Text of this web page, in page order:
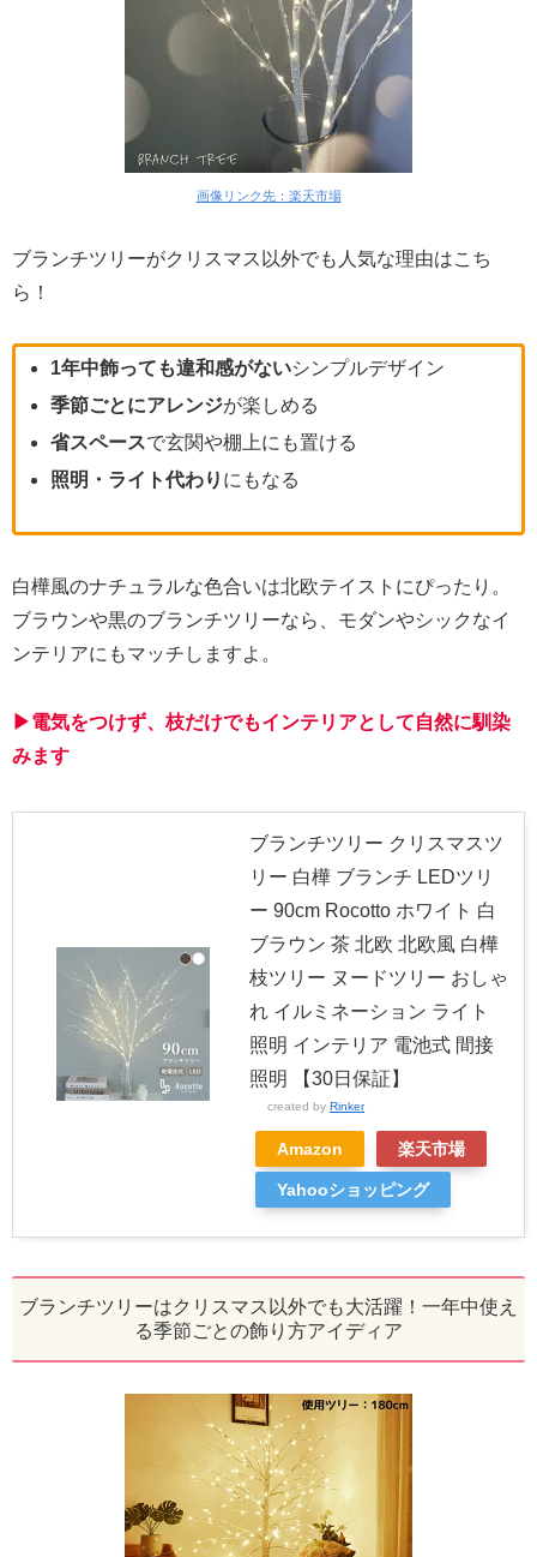
画像リンク先：楽天市場
ブランチツリーがクリスマス以外でも人気な理由はこち
ら！
1年中飾っても違和感がないシンプルデザイン
季節ごとにアレンジが楽しめる
省スペースで玄関や棚上にも置ける
照明・ライト代わり にもなる
白樺風のナチュラルな色合いは北欧テイストにぴったり。
ブラウンや黒のブランチツリーなら、モダンやシックなイ
ンテリアにもマッチしますよ。
▶電気をつけず、枝だけでもインテリアとして自然に馴染
みます
ブランチツリー クリスマスツ
リー 白樺 ブランチ LEDツリ
ー 90cm Rocotto ホワイト 白
ブラウン 茶 北欧 北欧風 白樺
枝ツリー ヌードツリー おしゃ
れ イルミネーション ライト
照明 インテリア 電池式 間接
照明 【30日保証】
created by Rinker
Amazon 楽天市場
Yahooショッピング
ブランチツリーはクリスマス以外でも大活躍！一年中使え
る季節ごとの飾り方アイディア